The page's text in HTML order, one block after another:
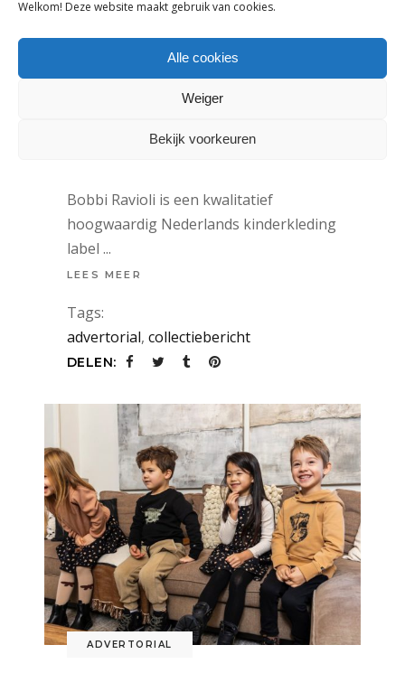
Welkom! Deze website maakt gebruik van cookies.
Alle cookies
Weiger
Bekijk voorkeuren
ADVERTORIAL
CANDY CRUSH, DE KLEURRIJKE
Bobbi Ravioli is een kwalitatief
hoogwaardig Nederlands kinderkleding
label
LEES MEER
Tags:
advertorial, collectiebericht
DELEN:
ADVERTORIAL